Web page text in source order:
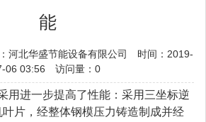
能
河北华盛节能设备有限公司
时间：2019-
06 03:56
访问量：0
用进一步提高了性能：采用三坐标逆
片，经整体钢模压力铸造制成并经